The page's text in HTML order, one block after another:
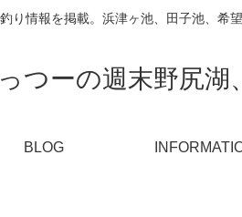
り情報を掲載。浜津ヶ池、田子池、希
つーの週末野尻湖
BLOG